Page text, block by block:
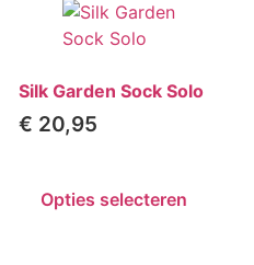
Silk Garden Sock Solo
€ 20,95
Opties selecteren